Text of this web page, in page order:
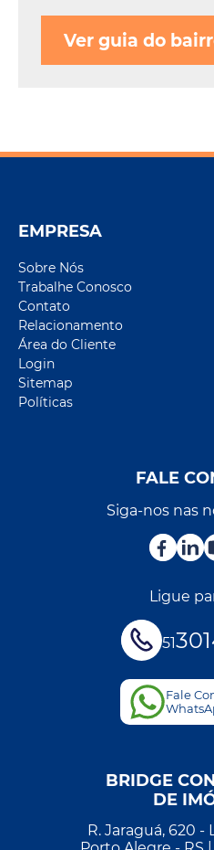
Ver guia do
EMPRESA
Sobre Nós
Trabalhe Conosco
Contato
Relacionamento
Área do Cliente
Login
Sitemap
Políticas
FALE
Siga-nos nas
Ligue
51
Fale
BRIDGE
DE
R. Jaraguá, 620 -